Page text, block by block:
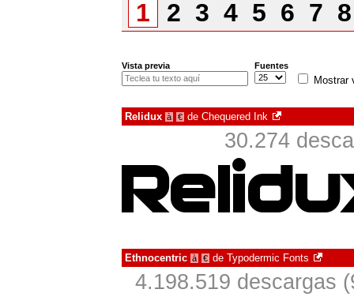
1 2 3 4 5 6 7
Vista previa Fuentes
Mostrar
Relidux à € de Chequered Ink
30.274
Ethnocentric à € de Typodermic Fonts
4.198.519 descargas